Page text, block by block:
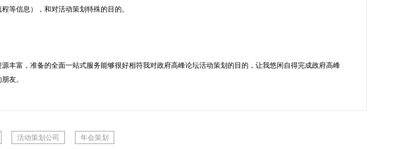
等信息），和对活动策划特殊的目的。
丰富，准备的全面一站式服务能够很好相符我对政府高峰论坛活动策划的目的，让我悠闲自得完成政府高峰
友。
活动策划公司 年会策划